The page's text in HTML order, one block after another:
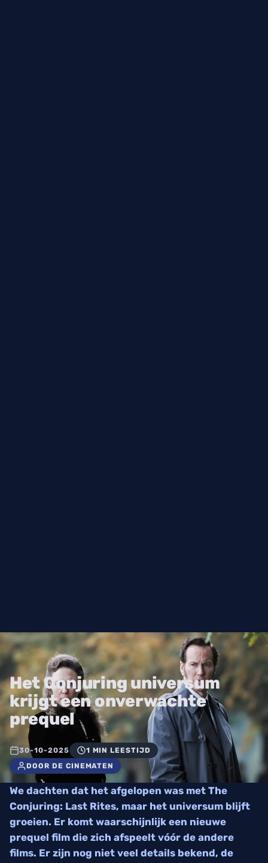
Het Conjuring universum
krijgt een onverwachte
prequel
30-10-2025
1 MIN LEESTIJD
DOOR DE CINEMATEN
We dachten dat het afgelopen was met The
Conjuring: Last Rites, maar het universum blijft
groeien. Er komt waarschijnlijk een nieuwe
prequel film die zich afspeelt vóór de andere
films. Er zijn nog niet veel details bekend, de